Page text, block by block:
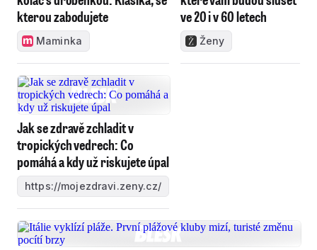
kterou zabodujete
Maminka
ve 20 i v 60 letech
Ženy
Jak se zdravě zchladit v
tropických vedrech: Co
pomáhá a kdy už riskujete úpal
https://mojezdravi.zeny.cz/